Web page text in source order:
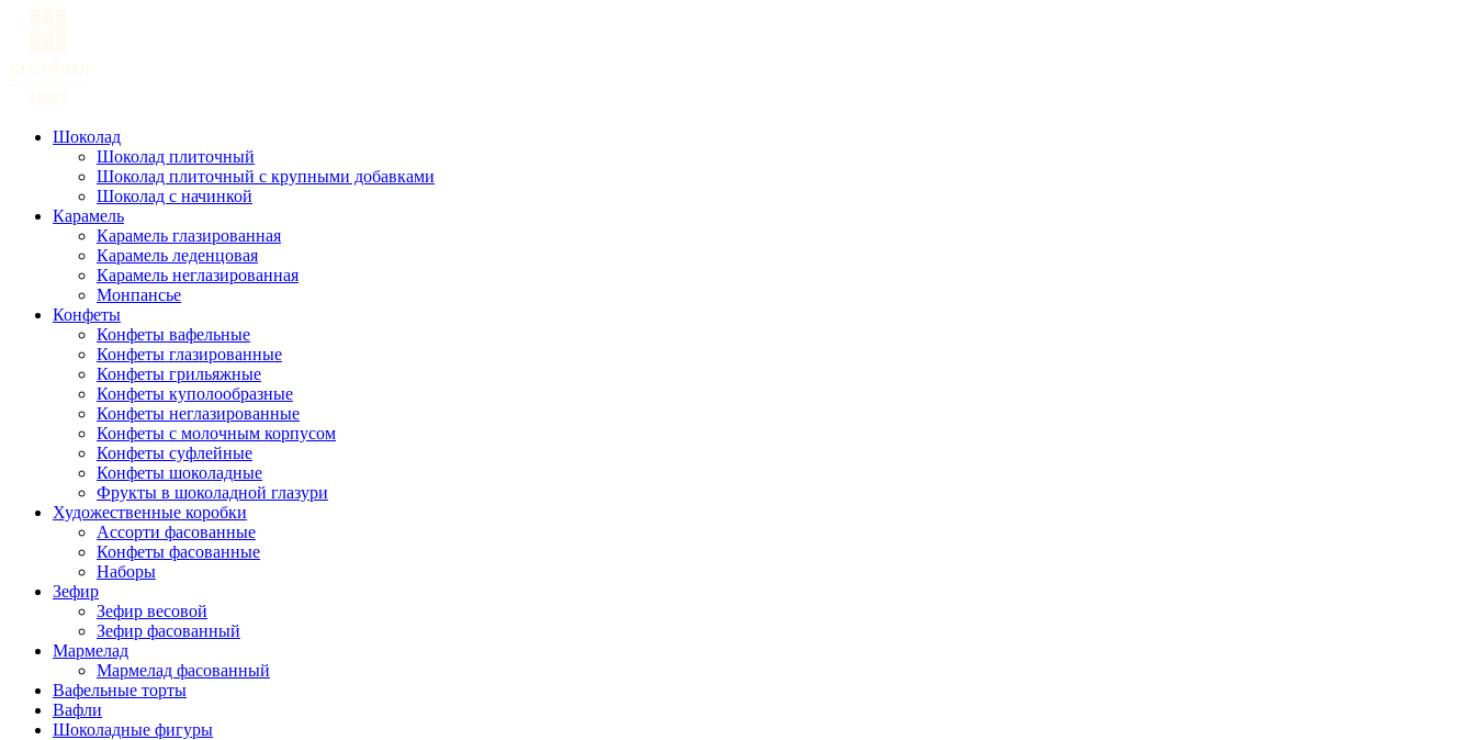
Шоколад
Шоколад плиточный
Шоколад плиточный с крупными добавками
Шоколад с начинкой
Карамель
Карамель глазированная
Карамель леденцовая
Карамель неглазированная
Монпансье
Конфеты
Конфеты вафельные
Конфеты глазированные
Конфеты грильяжные
Конфеты куполообразные
Конфеты неглазированные
Конфеты с молочным корпусом
Конфеты суфлейные
Конфеты шоколадные
Фрукты в шоколадной глазури
Художественные коробки
Ассорти фасованные
Конфеты фасованные
Наборы
Зефир
Зефир весовой
Зефир фасованный
Мармелад
Мармелад фасованный
Вафельные торты
Вафли
Шоколадные фигуры